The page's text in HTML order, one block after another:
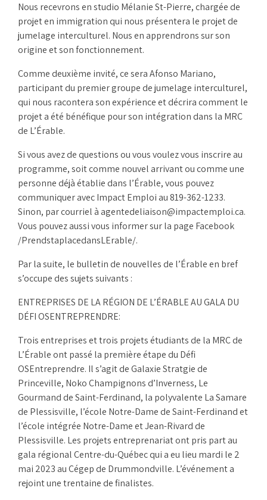
Nous recevrons en studio Mélanie St-Pierre, chargée de
projet en immigration qui nous présentera le projet de
jumelage interculturel. Nous en apprendrons sur son
origine et son fonctionnement.
Comme deuxième invité, ce sera Afonso Mariano,
participant du premier groupe de jumelage interculturel,
qui nous racontera son expérience et décrira comment le
projet a été bénéfique pour son intégration dans la MRC
de L’Érable.
Si vous avez de questions ou vous voulez vous inscrire au
programme, soit comme nouvel arrivant ou comme une
personne déjà établie dans l’Érable, vous pouvez
communiquer avec Impact Emploi au 819-362-1233.
Sinon, par courriel à agentedeliaison@impactemploi.ca.
Vous pouvez aussi vous informer sur la page Facebook
/PrendstaplacedansLErable/.
Par la suite, le bulletin de nouvelles de l’Érable en bref
s’occupe des sujets suivants :
ENTREPRISES DE LA RÉGION DE L’ÉRABLE AU GALA DU
DÉFI OSENTREPRENDRE:
Trois entreprises et trois projets étudiants de la MRC de
L’Érable ont passé la première étape du Défi
OSEntreprendre. Il s’agit de Galaxie Stratgie de
Princeville, Noko Champignons d’Inverness, Le
Gourmand de Saint-Ferdinand, la polyvalente La Samare
de Plessisville, l’école Notre-Dame de Saint-Ferdinand et
l’école intégrée Notre-Dame et Jean-Rivard de
Plessisville. Les projets entreprenariat ont pris part au
gala régional Centre-du-Québec qui a eu lieu mardi le 2
mai 2023 au Cégep de Drummondville. L’événement a
rejoint une trentaine de finalistes.